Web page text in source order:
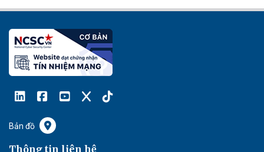
Bản đồ
Thông tin liên hệ